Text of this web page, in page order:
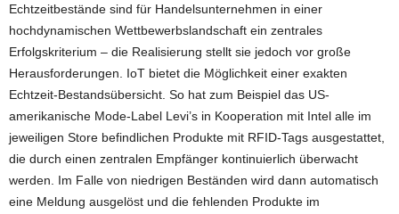
Echtzeitbestände sind für Handelsunternehmen in einer
hochdynamischen Wettbewerbslandschaft ein zentrales
Erfolgskriterium – die Realisierung stellt sie jedoch vor große
Herausforderungen. IoT bietet die Möglichkeit einer exakten
Echtzeit-Bestandsübersicht. So hat zum Beispiel das US-
amerikanische Mode-Label Levi’s in Kooperation mit Intel alle im
jeweiligen Store befindlichen Produkte mit RFID-Tags ausgestattet,
die durch einen zentralen Empfänger kontinuierlich überwacht
werden. Im Falle von niedrigen Beständen wird dann automatisch
eine Meldung ausgelöst und die fehlenden Produkte im